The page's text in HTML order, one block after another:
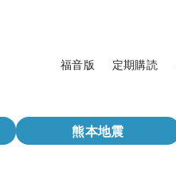
福音版 定期購読
熊本地震